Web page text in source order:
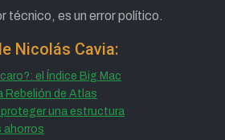
técnico, es un error político.
Nicolás Cavia:
el Índice Big Mac
de Atlas
una estructura
ahorros